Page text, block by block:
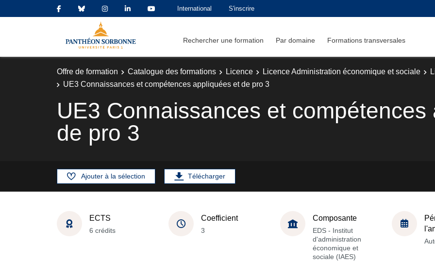
International S'inscrire
Rechercher une formation Par domaine Formations transversales
Offre de formation Catalogue des formations Licence Licence Administration économique et sociale
UE3 Connaissances et compétences appliquées et de pro 3
UE3 Connaissances et
de pro 3
Ajouter à la sélection Télécharger
ECTS
6 crédits
Coefficient
3
Composante
EDS - Institut
d'administration
économique et
sociale (IAES)